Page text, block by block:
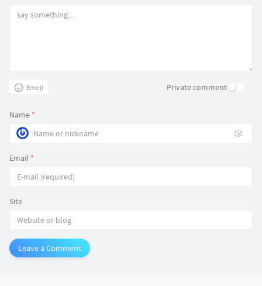
Emoji Private comment
Name *
🎲
Email *
Site
Leave a Comment